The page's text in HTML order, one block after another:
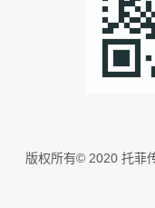
版权所有© 2020 托菲